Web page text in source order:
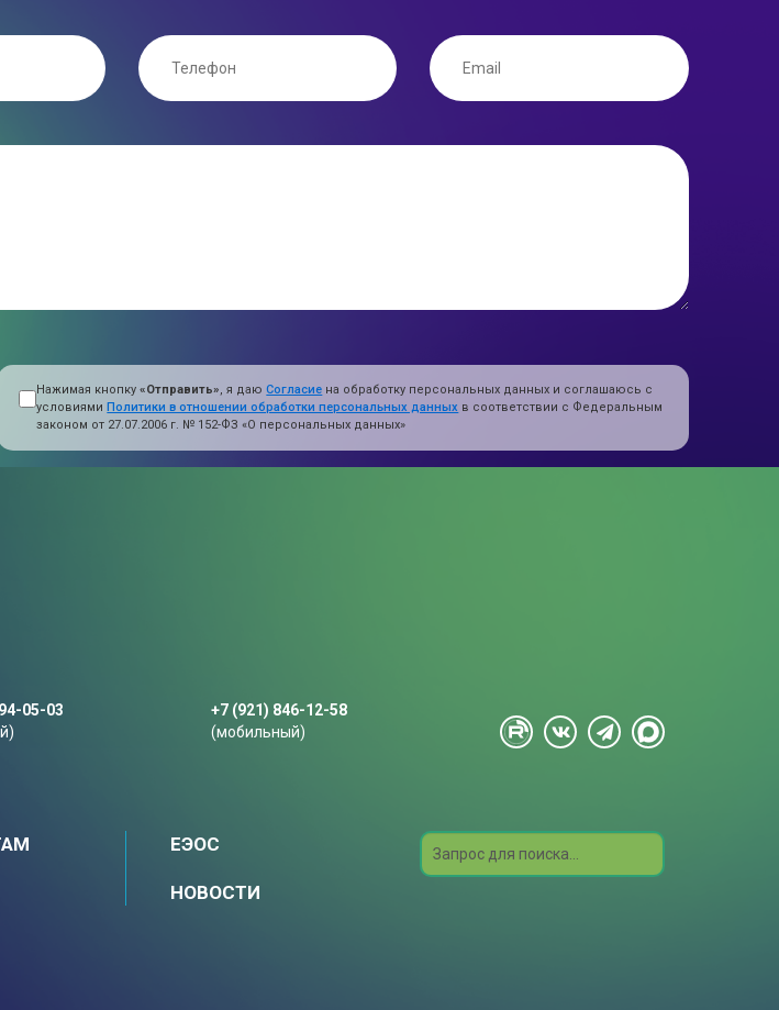
Нажимая кнопку«Отправить», я даюСогласие на обработку персональных данных и соглашаюсь с
условиямиПолитики в отношении обработки персональных данных в соответствии с Федеральным
законом от 27.07.2006 г. № 152-ФЗ «О персональных данных»
05-03
+7 (921) 846-12-58
(мобильный)
ЕЭОС
НОВОСТИ
Search